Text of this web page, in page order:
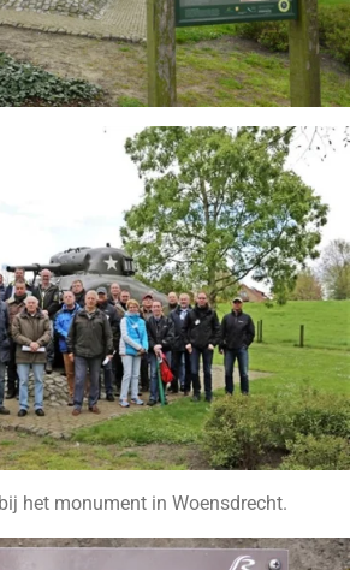
het monument in Woensdrecht.